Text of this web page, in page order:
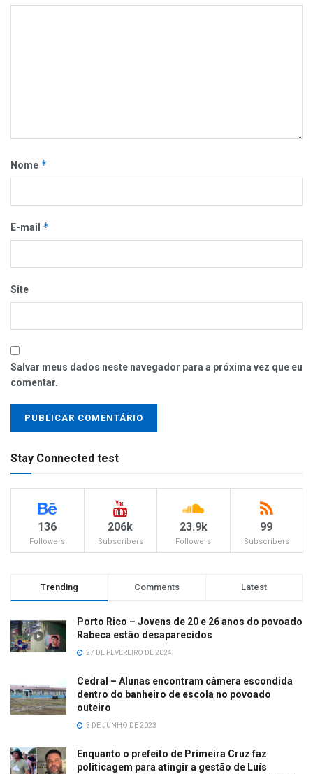
Nome *
E-mail *
Site
Salvar meus dados neste navegador para a próxima vez que eu
comentar.
Stay Connected test
136
Followers
206k
Subscribers
23.9k
Followers
99
Subscribers
Trending Comments Latest
Porto Rico – Jovens de 20 e 26 anos do povoado
Rabeca estão desaparecidos
27 DE FEVEREIRO DE 2024
Cedral – Alunas encontram câmera escondida
dentro do banheiro de escola no povoado
outeiro
3 DE JUNHO DE 2023
Enquanto o prefeito de Primeira Cruz faz
politicagem para atingir a gestão de Luís